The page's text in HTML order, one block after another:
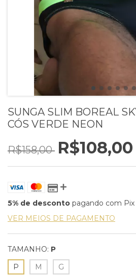
SUNGA SLIM BOREAL
CÓS VERDE NEON
R$158,00 R$108,00
5% de desconto pagando com Pix
VER MEIOS DE PAGAMENTO
TAMANHO: P
P
M G